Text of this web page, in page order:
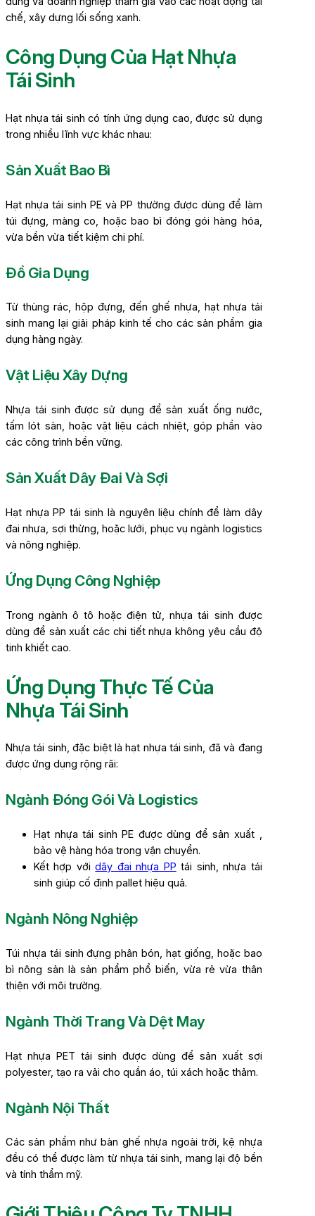
chế, xây dựng lối sống xanh.
Công Dụng Của Hạt Nhựa
Tái Sinh
Hạt nhựa tái sinh có tính ứng dụng cao, được sử dụng
trong nhiều lĩnh vực khác nhau:
Sản Xuất Bao Bì
Hạt nhựa tái sinh PE và PP thường được dùng để làm
túi đựng, màng co, hoặc bao bì đóng gói hàng hóa,
vừa bền vừa tiết kiệm chi phí.
Đồ Gia Dụng
Từ thùng rác, hộp đựng, đến ghế nhựa, hạt nhựa tái
sinh mang lại giải pháp kinh tế cho các sản phẩm gia
dụng hàng ngày.
Vật Liệu Xây Dựng
Nhựa tái sinh được sử dụng để sản xuất ống nước,
tấm lót sàn, hoặc vật liệu cách nhiệt, góp phần vào
các công trình bền vững.
Sản Xuất Dây Đai Và Sợi
Hạt nhựa PP tái sinh là nguyên liệu chính để làm dây
đai nhựa, sợi thừng, hoặc lưới, phục vụ ngành logistics
và nông nghiệp.
Ứng Dụng Công Nghiệp
Trong ngành ô tô hoặc điện tử, nhựa tái sinh được
dùng để sản xuất các chi tiết nhựa không yêu cầu độ
tinh khiết cao.
Ứng Dụng Thực Tế Của
Nhựa Tái Sinh
Nhựa tái sinh, đặc biệt là hạt nhựa tái sinh, đã và đang
được ứng dụng rộng rãi:
Ngành Đóng Gói Và Logistics
Hạt nhựa tái sinh PE được dùng để sản xuất ,
bảo vệ hàng hóa trong vận chuyển.
Kết hợp vớidây đai nhựa PP tái sinh, nhựa tái
sinh giúp cố định pallet hiệu quả.
Ngành Nông Nghiệp
Túi nhựa tái sinh đựng phân bón, hạt giống, hoặc bao
bì nông sản là sản phẩm phổ biến, vừa rẻ vừa thân
thiện với môi trường.
Ngành Thời Trang Và Dệt May
Hạt nhựa PET tái sinh được dùng để sản xuất sợi
polyester, tạo ra vải cho quần áo, túi xách hoặc thảm.
Ngành Nội Thất
Các sản phẩm như bàn ghế nhựa ngoài trời, kệ nhựa
đều có thể được làm từ nhựa tái sinh, mang lại độ bền
và tính thẩm mỹ.